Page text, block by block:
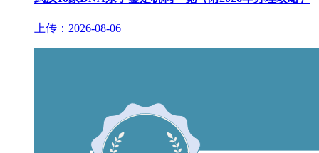
上传：2026-08-06